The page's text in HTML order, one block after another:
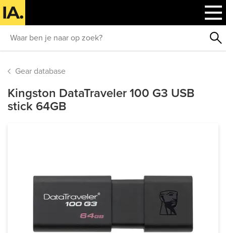
Gear database
Kingston DataTraveler 100 G3 USB
stick 64GB